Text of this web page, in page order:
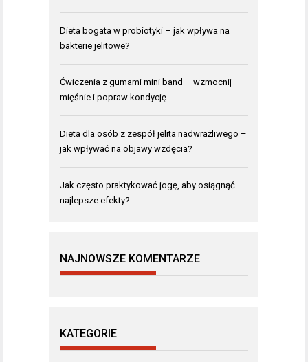
Dieta bogata w probiotyki – jak wpływa na
bakterie jelitowe?
Ćwiczenia z gumami mini band – wzmocnij
mięśnie i popraw kondycję
Dieta dla osób z zespół jelita nadwrażliwego –
jak wpływać na objawy wzdęcia?
Jak często praktykować jogę, aby osiągnąć
najlepsze efekty?
NAJNOWSZE KOMENTARZE
KATEGORIE